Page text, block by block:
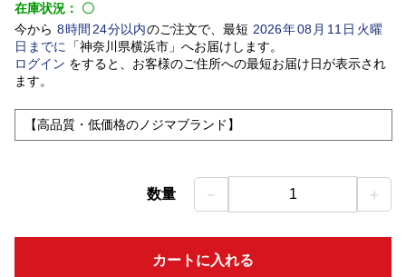
在庫状況： 〇
今から 8時間 24分以内のご注文で、最短 2026年08 月 11 日火曜
日 までに 「神奈川県横浜市」 へお届けします。
ログイン をすると、お客様のご住所への最短お届け日が表示され
ます。
【高品質・低価格のノジマブランド】
数量 － 1 ＋
カートに入れる